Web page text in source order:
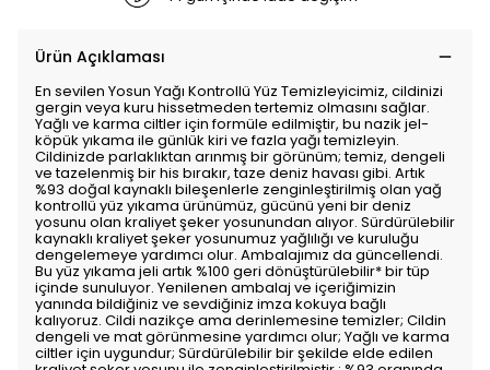
Ürün Açıklaması
En sevilen Yosun Yağı Kontrollü Yüz Temizleyicimiz, cildinizi
gergin veya kuru hissetmeden tertemiz olmasını sağlar.
Yağlı ve karma ciltler için formüle edilmiştir, bu nazik jel-
köpük yıkama ile günlük kiri ve fazla yağı temizleyin.
Cildinizde parlaklıktan arınmış bir görünüm; temiz, dengeli
ve tazelenmiş bir his bırakır, taze deniz havası gibi. Artık
%93 doğal kaynaklı bileşenlerle zenginleştirilmiş olan yağ
kontrollü yüz yıkama ürünümüz, gücünü yeni bir deniz
yosunu olan kraliyet şeker yosunundan alıyor. Sürdürülebilir
kaynaklı kraliyet şeker yosunumuz yağlılığı ve kuruluğu
dengelemeye yardımcı olur. Ambalajımız da güncellendi.
Bu yüz yıkama jeli artık %100 geri dönüştürülebilir* bir tüp
içinde sunuluyor. Yenilenen ambalaj ve içeriğimizin
yanında bildiğiniz ve sevdiğiniz imza kokuya bağlı
kalıyoruz. Cildi nazikçe ama derinlemesine temizler; Cildin
dengeli ve mat görünmesine yardımcı olur; Yağlı ve karma
ciltler için uygundur; Sürdürülebilir bir şekilde elde edilen